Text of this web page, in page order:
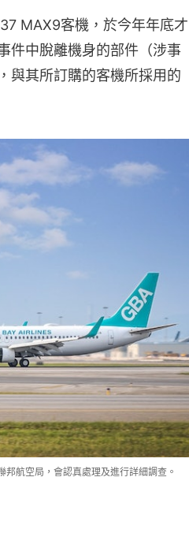
MAX9客機，於今年年底才
件中脫離機身的部件（涉事
與其所訂購的客機所採用的
航空局，會認真處理及進行詳細調查。